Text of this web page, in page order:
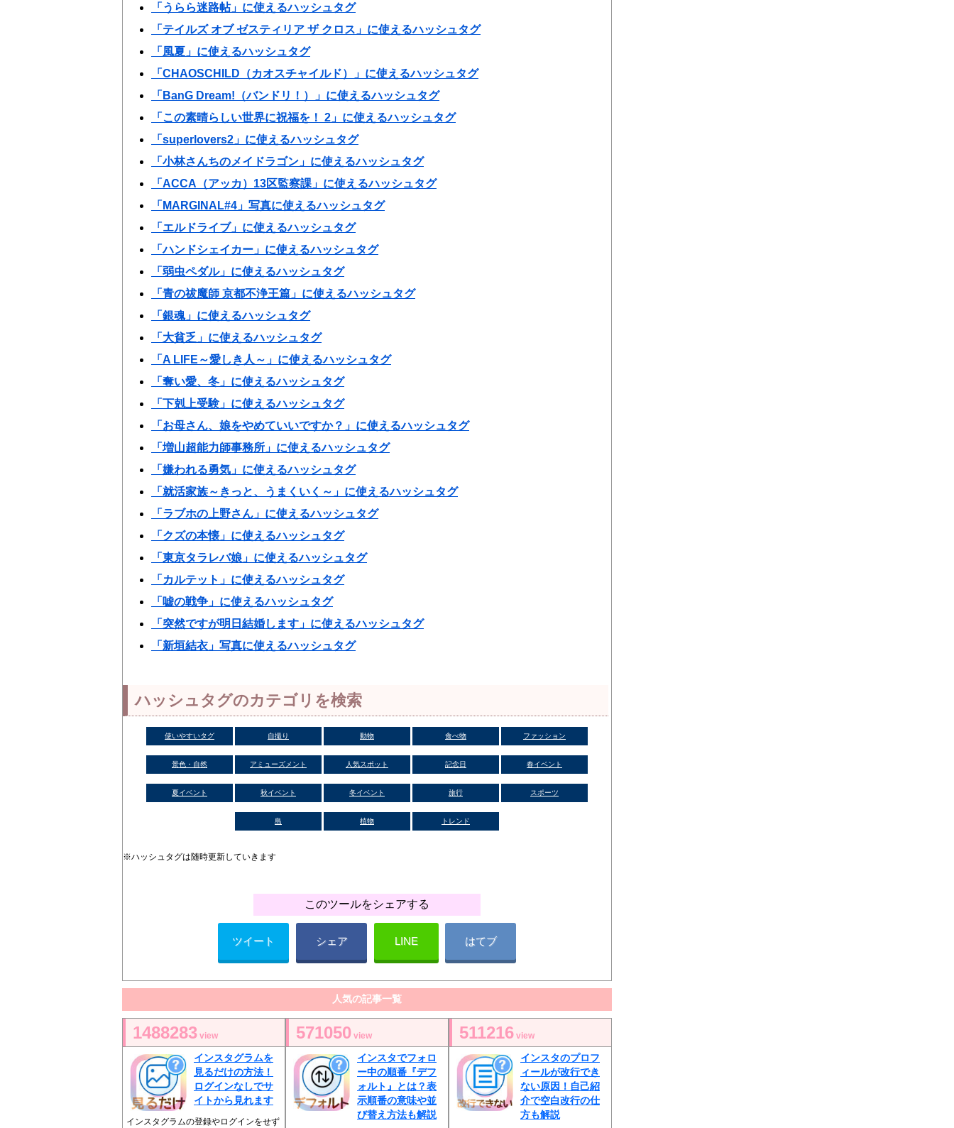
「うらら迷路帖」に使えるハッシュタグ
「テイルズ オブ ゼスティリア ザ クロス」に使えるハッシュタグ
「風夏」に使えるハッシュタグ
「CHAOSCHILD（カオスチャイルド）」に使えるハッシュタグ
「BanG Dream!（バンドリ！）」に使えるハッシュタグ
「この素晴らしい世界に祝福を！ 2」に使えるハッシュタグ
「superlovers2」に使えるハッシュタグ
「小林さんちのメイドラゴン」に使えるハッシュタグ
「ACCA（アッカ）13区監察課」に使えるハッシュタグ
「MARGINAL#4」写真に使えるハッシュタグ
「エルドライブ」に使えるハッシュタグ
「ハンドシェイカー」に使えるハッシュタグ
「弱虫ペダル」に使えるハッシュタグ
「青の祓魔師 京都不浄王篇」に使えるハッシュタグ
「銀魂」に使えるハッシュタグ
「大貧乏」に使えるハッシュタグ
「A LIFE～愛しき人～」に使えるハッシュタグ
「奪い愛、冬」に使えるハッシュタグ
「下剋上受験」に使えるハッシュタグ
「お母さん、娘をやめていいですか？」に使えるハッシュタグ
「増山超能力師事務所」に使えるハッシュタグ
「嫌われる勇気」に使えるハッシュタグ
「就活家族～きっと、うまくいく～」に使えるハッシュタグ
「ラブホの上野さん」に使えるハッシュタグ
「クズの本懐」に使えるハッシュタグ
「東京タラレバ娘」に使えるハッシュタグ
「カルテット」に使えるハッシュタグ
「嘘の戦争」に使えるハッシュタグ
「突然ですが明日結婚します」に使えるハッシュタグ
「新垣結衣」写真に使えるハッシュタグ
ハッシュタグのカテゴリを検索
使いやすいタグ 自撮り 動物 食べ物 ファッション
景色・自然 アミューズメント 人気スポット 記念日 春イベント
夏イベント 秋イベント 冬イベント 旅行 スポーツ
島 植物 トレンド
※ハッシュタグは随時更新していきます
このツールをシェアする
ツイート シェア LINE はてブ
人気の記事一覧
1488283 view
インスタグラムを
見るだけの方法！
ログインなしでサ
イトから見れます
インスタグラムの登録やログインをせず
571050 view
インスタでフォロ
ー中の順番『デフ
ォルト』とは？表
示順番の意味や並
び替え方法も解説
511216 view
インスタのプロフ
ィールが改行でき
ない原因！自己紹
介で空白改行の仕
方も解説